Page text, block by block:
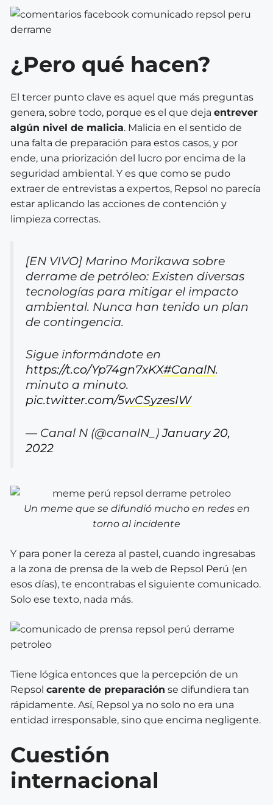
¿Pero qué hacen?
El tercer punto clave es aquel que más preguntas
genera, sobre todo, porque es el que deja entrever
algún nivel de malicia. Malicia en el sentido de
una falta de preparación para estos casos, y por
ende, una priorización del lucro por encima de la
seguridad ambiental. Y es que como se pudo
extraer de entrevistas a expertos, Repsol no parecía
estar aplicando las acciones de contención y
limpieza correctas.
[EN VIVO] Marino Morikawa sobre
derrame de petróleo: Existen diversas
tecnologías para mitigar el impacto
ambiental. Nunca han tenido un plan
de contingencia.
Sigue informándote en
https://t.co/Yp74gn7xKX#CanalN.
minuto a minuto.
pic.twitter.com/5wCSyzesIW
— Canal N (@canalN_)January 20,
2022
Un meme que se difundió mucho en redes en
torno al incidente
Y para poner la cereza al pastel, cuando ingresabas
a la zona de prensa de la web de Repsol Perú (en
esos días), te encontrabas el siguiente comunicado.
Solo ese texto, nada más.
Tiene lógica entonces que la percepción de un
Repsol carente de preparación se difundiera tan
rápidamente. Así, Repsol ya no solo no era una
entidad irresponsable, sino que encima negligente.
Cuestión
internacional